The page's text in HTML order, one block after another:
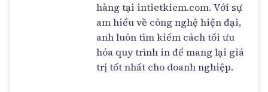
hàng tại intietkiem.com. Với sự
am hiểu về công nghệ hiện đại,
anh luôn tìm kiếm cách tối ưu
hóa quy trình in để mang lại giá
trị tốt nhất cho doanh nghiệp.